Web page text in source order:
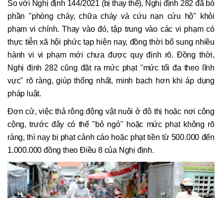
So với Nghị định 144/2021 (bị thay thế), Nghị định 282 đã bỏ
phần "phòng cháy, chữa cháy và cứu nạn cứu hộ" khỏi
phạm vi chính. Thay vào đó, tập trung vào các vi phạm có
thực tiễn xã hội phức tạp hiện nay, đồng thời bổ sung nhiều
hành vi vi phạm mới chưa được quy định rõ. Đồng thời,
Nghị định 282 cũng đặt ra mức phạt "mức tối đa theo lĩnh
vực" rõ ràng, giúp thống nhất, minh bạch hơn khi áp dụng
pháp luật.
Đơn cử, việc thả rông động vật nuôi ở đô thị hoặc nơi công
cộng, trước đây có thể "bỏ ngỏ" hoặc mức phạt không rõ
ràng, thì nay bị phạt cảnh cáo hoặc phạt tiền từ 500.000 đến
1.000.000 đồng theo Điều 8 của Nghị định.